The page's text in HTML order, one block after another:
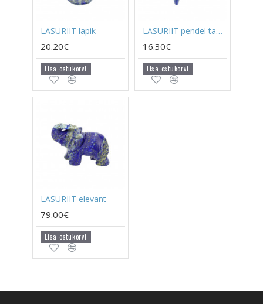
LASURIIT lapik
20.20€
Lisa ostukorvi
LASURIIT pendel tahutud
16.30€
Lisa ostukorvi
LASURIIT elevant
79.00€
Lisa ostukorvi